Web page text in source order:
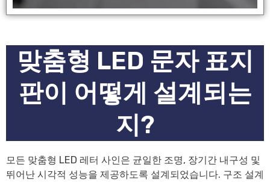
맞춤형 LED 문자 표지
판이 어떻게 설계되는
지?
모든 맞춤형 LED 레터 사인은 균일한 조명, 장기간 내구성 및
뛰어난 시각적 성능을 제공하도록 설계되었습니다. 구조 설계